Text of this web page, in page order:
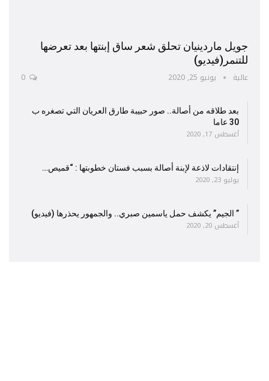
جويل ماردينيان تحلق شعر ساق إبنتها بعد تعرضها
للتنمر(فيديو)
عالية يونيو 25, 2020
بعد طلاقه من أصالة.. صور حبيبة طارق العريان التي تصغره ب
30 عاما
أغسطس 17, 2020
إنتقادات لاذعة لإبنة أصالة بسبب فستان خطوبتها : “قميص…
يوليو 23, 2020
” الجيم” يكشف حمل ياسمين صبري.. والجمهور يحذرها (فيديو)
أغسطس 20, 2020